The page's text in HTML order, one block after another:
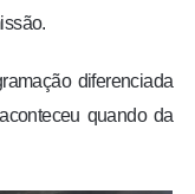
diferenciada
quando da